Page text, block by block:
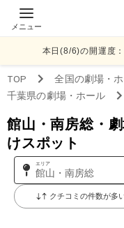
メニュー
本日(8/6)の開運度：
TOP 全国の劇場・
千葉県の劇場・ホール
館山・南房総・
けスポット
エリア
館山・南房総
クチコミの件数が多